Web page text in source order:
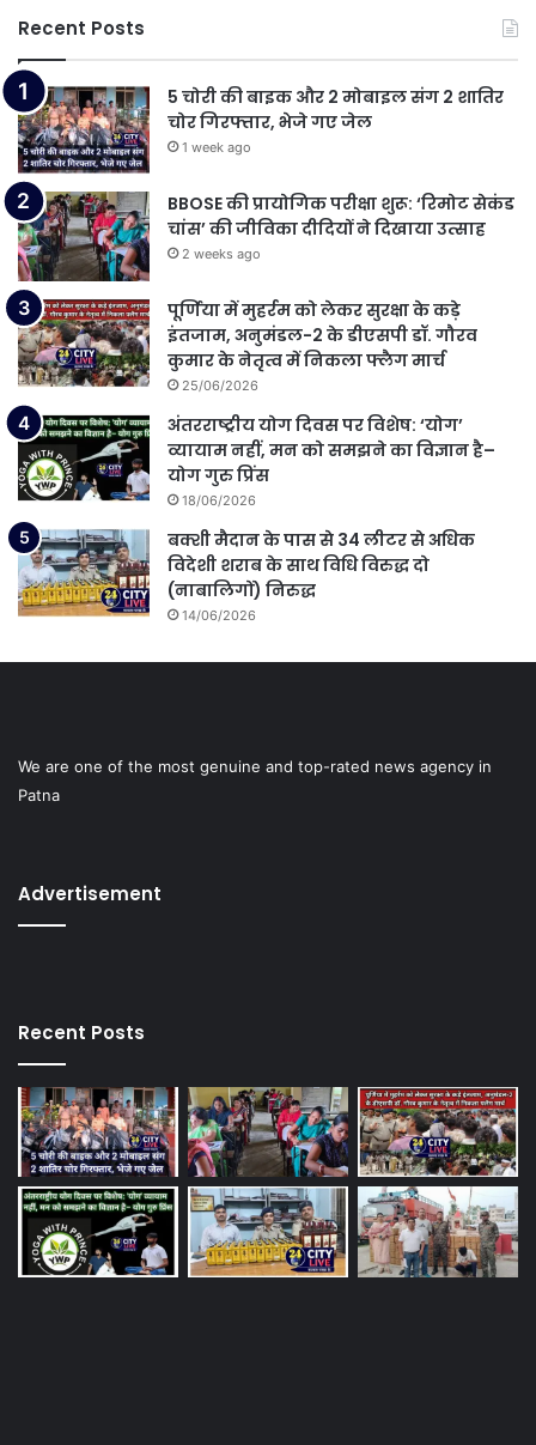
Recent Posts
5 चोरी की बाइक और 2 मोबाइल संग 2 शातिर
चोर गिरफ्तार, भेजे गए जेल
1 week ago
BBOSE की प्रायोगिक परीक्षा शुरू: ‘रिमोट सेकंड
चांस’ की जीविका दीदियों ने दिखाया उत्साह
2 weeks ago
पूर्णिया में मुहर्रम को लेकर सुरक्षा के कड़े
इंतजाम, अनुमंडल-2 के डीएसपी डॉ. गौरव
कुमार के नेतृत्व में निकला फ्लैग मार्च
25/06/2026
अंतरराष्ट्रीय योग दिवस पर विशेष: ‘योग’
व्यायाम नहीं, मन को समझने का विज्ञान है–
योग गुरु प्रिंस
18/06/2026
बक्शी मैदान के पास से 34 लीटर से अधिक
विदेशी शराब के साथ विधि विरुद्ध दो
(नाबालिगों) निरुद्ध
14/06/2026
We are one of the most genuine and top-rated news agency in
Patna
Advertisement
Recent Posts